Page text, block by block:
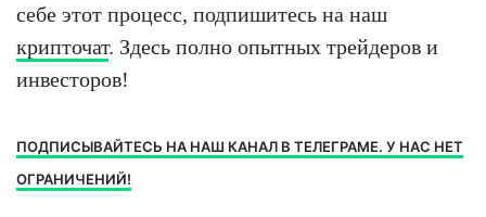
себе этот процесс, подпишитесь на наш
крипточат. Здесь полно опытных трейдеров и
инвесторов!
ПОДПИСЫВАЙТЕСЬ НА НАШ КАНАЛ В ТЕЛЕГРАМЕ. У НАС НЕТ
ОГРАНИЧЕНИЙ!